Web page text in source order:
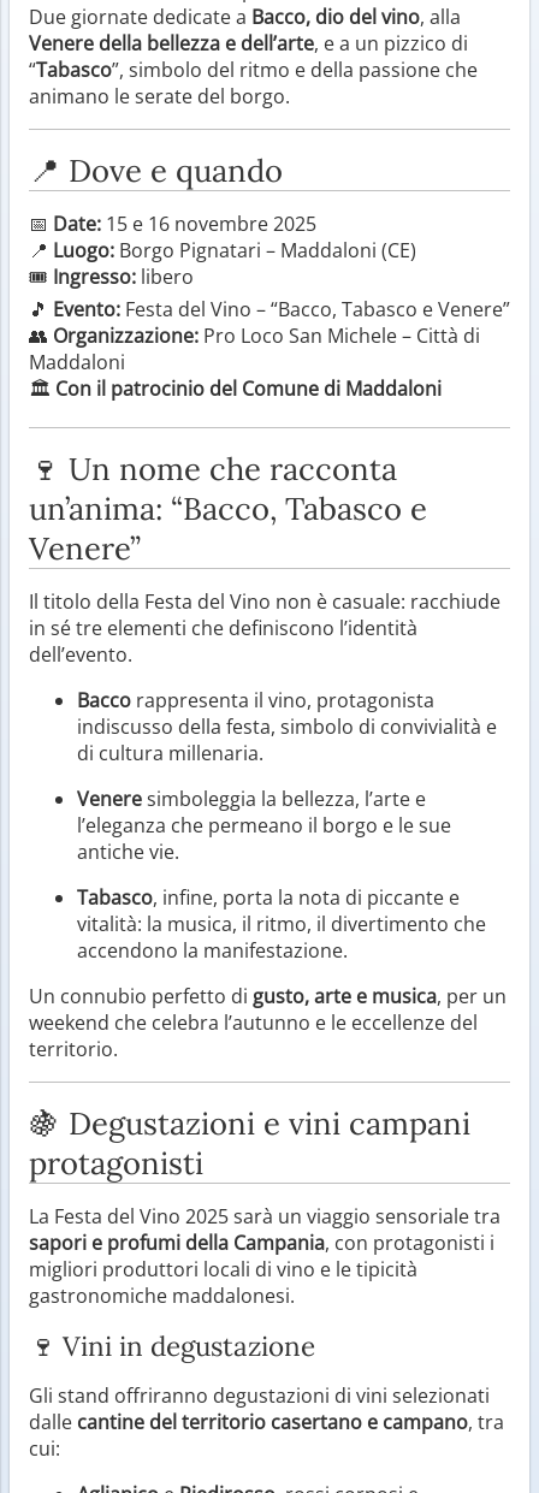
Due giornate dedicate a Bacco, dio del vino, alla
Venere della bellezza e dell’arte, e a un pizzico di
“Tabasco”, simbolo del ritmo e della passione che
animano le serate del borgo.
📍 Dove e quando
📅 Date: 15 e 16 novembre 2025
📍 Luogo: Borgo Pignatari – Maddaloni (CE)
🎟️ Ingresso: libero
🎵 Evento: Festa del Vino – “Bacco, Tabasco e Venere”
👥 Organizzazione: Pro Loco San Michele – Città di
Maddaloni
🏛️ Con il patrocinio del Comune di Maddaloni
🍷 Un nome che racconta
un’anima: “Bacco, Tabasco e
Venere”
Il titolo della Festa del Vino non è casuale: racchiude
in sé tre elementi che definiscono l’identità
dell’evento.
Bacco rappresenta il vino, protagonista
indiscusso della festa, simbolo di convivialità e
di cultura millenaria.
Veneresimboleggia la bellezza, l’arte e
l’eleganza che permeano il borgo e le sue
antiche vie.
Tabasco, infine, porta la nota di piccante e
vitalità: la musica, il ritmo, il divertimento che
accendono la manifestazione.
Un connubio perfetto di gusto, arte e musica, per un
weekend che celebra l’autunno e le eccellenze del
territorio.
🍇 Degustazioni e vini campani
protagonisti
La Festa del Vino 2025 sarà un viaggio sensoriale tra
sapori e profumi della Campania, con protagonisti i
migliori produttori locali di vino e le tipicità
gastronomiche maddalonesi.
🍷 Vini in degustazione
Gli stand offriranno degustazioni di vini selezionati
dalle cantine del territorio casertano e campano, tra
cui: